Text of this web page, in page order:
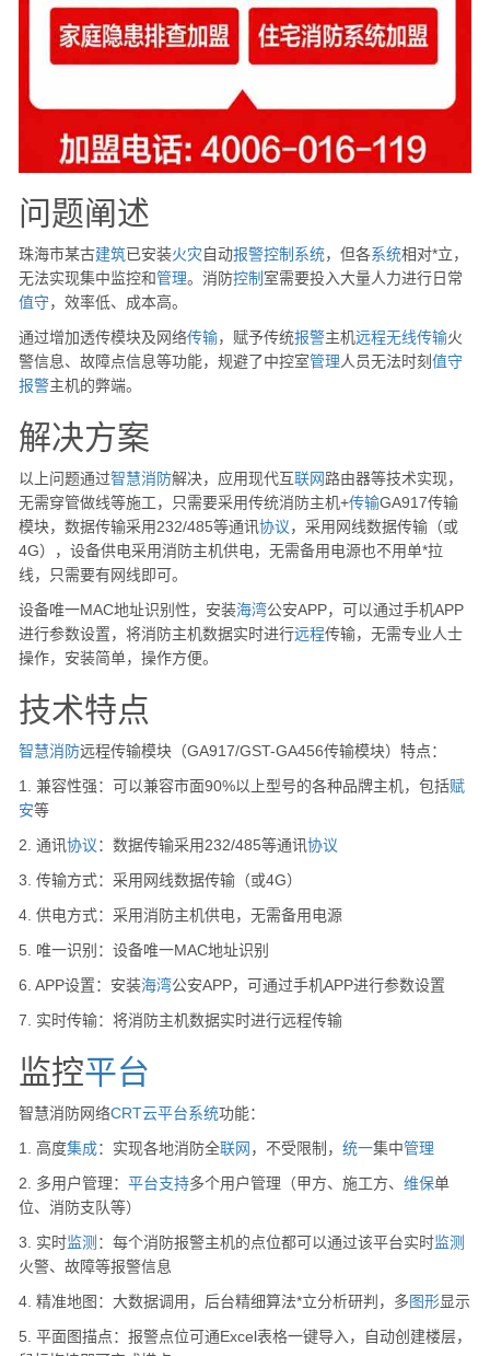
问题阐述
珠海市某古建筑已安装火灾自动报警控制 系统，但各系统相对*立，
无法实现集中监控和管理。消防控制 室需要投入大量人力进行日常
值守，效率低、成本高。
通过增加透传模块及网络传输，赋予传统报警主机远程无线传输火
警信息、故障点信息等功能，规避了中控室管理人员无法时刻值守
报警主机的弊端。
解决方案
以上问题通过智慧消防解决，应用现代互联网路由器等技术实现，
无需穿管做线等施工，只需要采用传统消防主机+传输GA917传输
模块，数据传输采用232/485等通讯协议，采用网线数据传输（或
4G），设备供电采用消防主机供电，无需备用电源也不用单*拉
线，只需要有网线即可。
设备唯一MAC地址识别性，安装海湾公安APP，可以通过手机APP
进行参数设置，将消防主机数据实时进行远程传输，无需专业人士
操作，安装简单，操作方便。
技术特点
智慧消防远程传输模块（GA917/GST-GA456传输模块）特点：
1. 兼容性强：可以兼容市面90%以上型号的各种品牌主机，包括赋
安等
2. 通讯协议：数据传输采用232/485等通讯协议
3. 传输方式：采用网线数据传输（或4G）
4. 供电方式：采用消防主机供电，无需备用电源
5. 唯一识别：设备唯一MAC地址识别
6. APP设置：安装海湾公安APP，可通过手机APP进行参数设置
7. 实时传输：将消防主机数据实时进行远程传输
监控平台
智慧消防网络CRT云平台系统功能：
1. 高度集成：实现各地消防全联网 ，不受限制， 统一集中管理
2. 多用户管理： 平台支持多个用户管理（甲方、施工方、 维保单
位、消防支队等）
3. 实时监测 ：每个消防报警主机的点位都可以通过该平台实时监测
火警、故障等报警信息
4. 精准地图：大数据调用，后台精细算法*立分析研判，多图形显示
5. 平面图描点：报警点位可通Excel表格一键导入，自动创建楼层，